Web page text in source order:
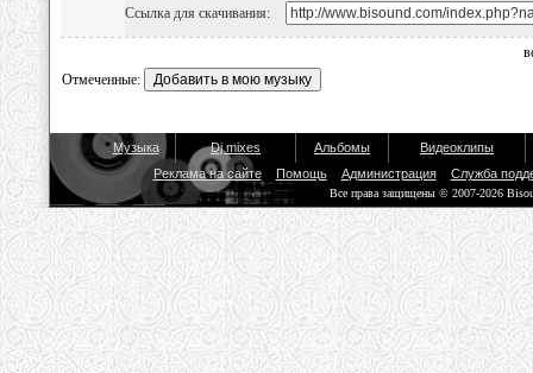
Ссылка для скачивания:
Отмеченные:
Музыка Dj mixes Альбомы
Видеоклипы
Реклама на сайте
Помощь Администрация Служба
Все права защищены © 2007-2026